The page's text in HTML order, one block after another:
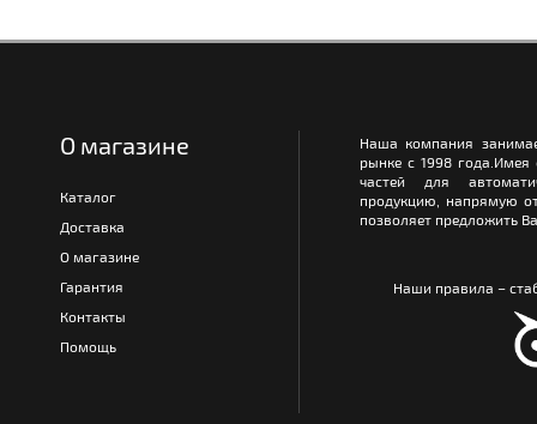
О магазине
Каталог
Доставка
О магазине
Гарантия
Контакты
Помощь
Наша компания
рынке с 1998
частей для
продукцию, напрямую
позволяет предложить
Наши правила –